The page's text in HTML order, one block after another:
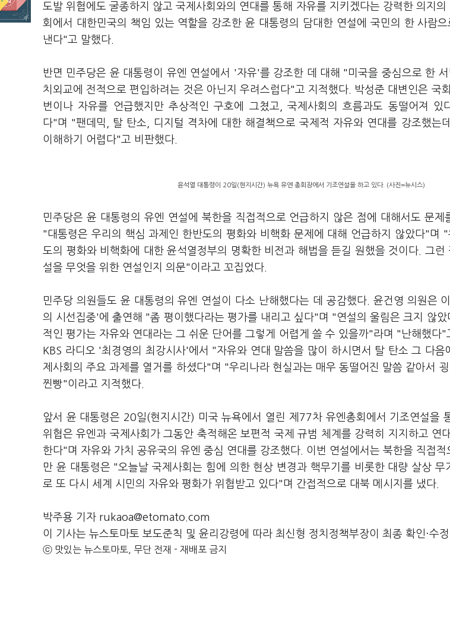
도발 위협에도 굴종하지 않고 국제사회와의 연대를 통해 자유를 지키겠다는 강력한 의지
회에서 대한민국의 책임 있는 역할을 강조한 윤 대통령의 담대한 연설에 국민의 한 사람
낸다"고 말했다.
반면 민주당은 윤 대통령이 유엔 연설에서 '자유'를 강조한 데 대해 "미국을 중심으로 한
치외교에 전적으로 편입하려는 것은 아닌지 우려스럽다"고 지적했다. 박성준 대변인은 국
번이나 자유를 언급했지만 추상적인 구호에 그쳤고, 국제사회의 흐름과도 동떨어져 있
다"며 "팬데믹, 탈 탄소, 디지털 격차에 대한 해결책으로 국제적 자유와 연대를 강조했는
이해하기 어렵다"고 비판했다.
윤석열 대통령이 20일(현지시간) 뉴욕 유엔 총회장에서 기조연설을 하고 있다. (사진=뉴시스)
민주당은 윤 대통령의 유엔 연설에 북한을 직접적으로 언급하지 않은 점에 대해서도 문제
"대통령은 우리의 핵심 과제인 한반도의 평화와 비핵화 문제에 대해 언급하지 않았다"며
도의 평화와 비핵화에 대한 윤석열정부의 명확한 비전과 해법을 듣길 원했을 것이다. 그런
설을 무엇을 위한 연설인지 의문"이라고 꼬집었다.
민주당 의원들도 윤 대통령의 유엔 연설이 다소 난해했다는 데 공감했다. 윤건영 의원은
의 시선집중'에 출연해 "좀 평이했다라는 평가를 내리고 싶다"며 "연설의 울림은 크지 않
적인 평가는 자유와 연대라는 그 쉬운 단어를 그렇게 어렵게 쓸 수 있을까"라며 "난해했다"
KBS 라디오 '최경영의 최강시사'에서 "자유와 연대 말씀을 많이 하시면서 탈 탄소 그 다음
제사회의 주요 과제를 열거를 하셨다"며 "우리나라 현실과는 매우 동떨어진 말씀 같아서
찐빵"이라고 지적했다.
앞서 윤 대통령은 20일(현지시간) 미국 뉴욕에서 열린 제77차 유엔총회에서 기조연설을
위협은 유엔과 국제사회가 그동안 축적해온 보편적 국제 규범 체계를 강력히 지지하고 연
한다"며 자유와 가치 공유국의 유엔 중심 연대를 강조했다. 이번 연설에서는 북한을 직접
만 윤 대통령은 "오늘날 국제사회는 힘에 의한 현상 변경과 핵무기를 비롯한 대량 살상 무
로 또 다시 세계 시민의 자유와 평화가 위협받고 있다"며 간접적으로 대북 메시지를 냈다.
박주용 기자 rukaoa@etomato.com
이 기사는 뉴스토마토 보도준칙 및 윤리강령에 따라 최신형 정치정책부장이 최종 확인·수정
ⓒ 맛있는 뉴스토마토, 무단 전재 - 재배포 금지